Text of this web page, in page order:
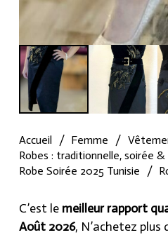
Accueil / Femme /
Robes : traditionnelle, soirée &
Robe Soirée 2025 Tunisie
/
C’est le meilleur rapport
Août 2026, N’achetez plus